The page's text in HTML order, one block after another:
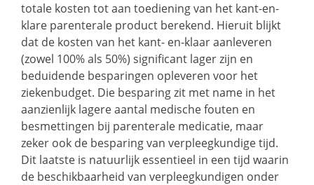
totale kosten tot aan toediening van het kant-en-
klare parenterale product berekend. Hieruit blijkt
dat de kosten van het kant- en-klaar aanleveren
(zowel 100% als 50%) significant lager zijn en
beduidende besparingen opleveren voor het
ziekenbudget. Die besparing zit met name in het
aanzienlijk lagere aantal medische fouten en
besmettingen bij parenterale medicatie, maar
zeker ook de besparing van verpleegkundige tijd.
Dit laatste is natuurlijk essentieel in een tijd waarin
de beschikbaarheid van verpleegkundigen onder